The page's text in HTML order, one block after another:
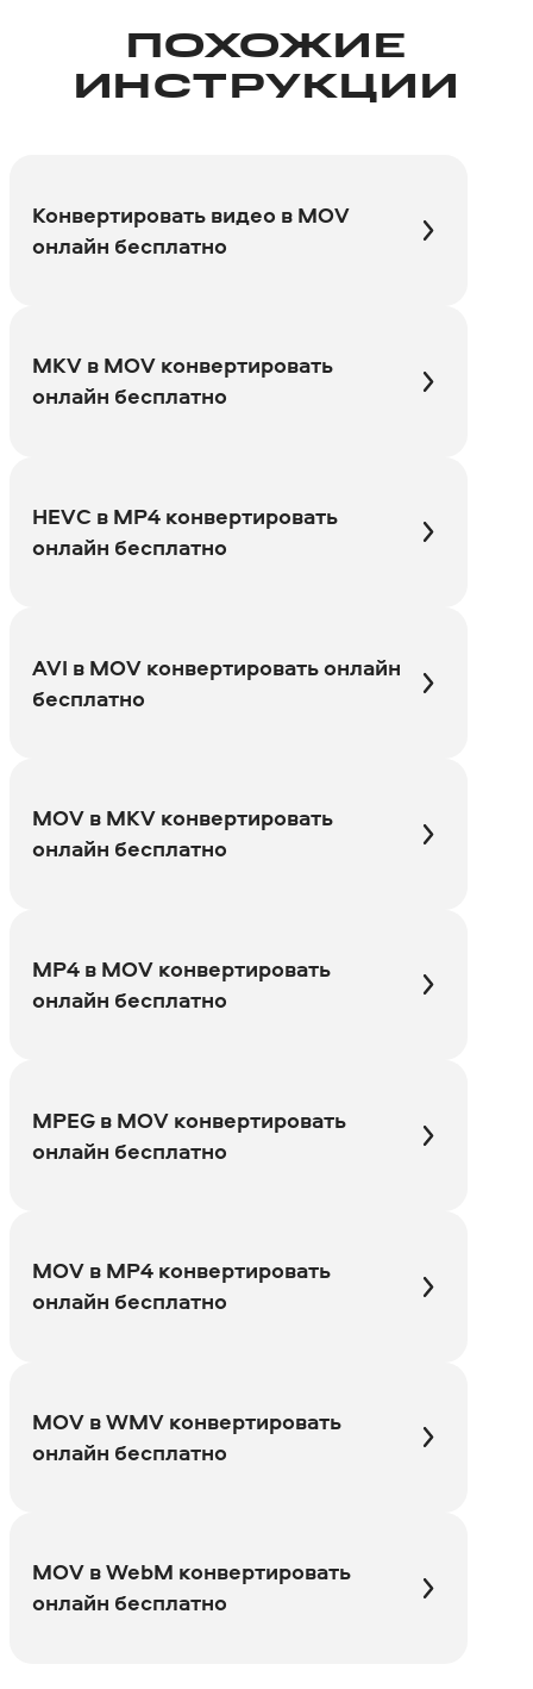
ПОХОЖИЕ
ИНСТРУКЦИИ
Конвертировать видео в MOV
онлайн бесплатно
MKV в MOV конвертировать
онлайн бесплатно
HEVC в MP4 конвертировать
онлайн бесплатно
AVI в MOV конвертировать онлайн
бесплатно
MOV в MKV конвертировать
онлайн бесплатно
MP4 в MOV конвертировать
онлайн бесплатно
MPEG в MOV конвертировать
онлайн бесплатно
MOV в MP4 конвертировать
онлайн бесплатно
MOV в WMV конвертировать
онлайн бесплатно
MOV в WebM конвертировать
онлайн бесплатно